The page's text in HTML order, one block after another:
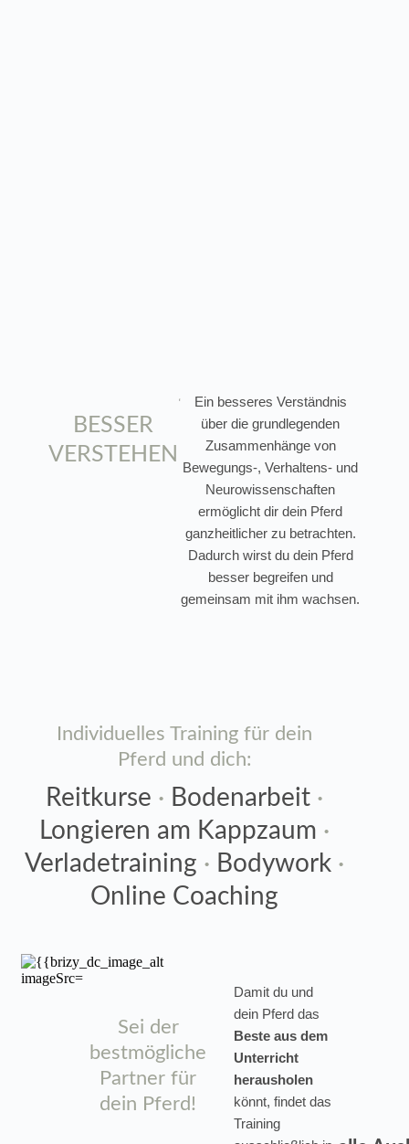
BESSER
VERSTEHEN
Ein besseres Verständnis
über die grundlegenden
Zusammenhänge von
Bewegungs-, Verhaltens- und
Neurowissenschaften
ermöglicht dir dein Pferd
ganzheitlicher zu betrachten.
Dadurch wirst du dein Pferd
besser begreifen und
gemeinsam mit ihm wachsen.
Individuelles Training für dein
Pferd und dich:
Reitkurse · Bodenarbeit ·
Longieren am Kappzaum ·
Verladetraining · Bodywork ·
Online Coaching
Sei der
bestmögliche
Partner für
dein Pferd!
Damit du und
dein Pferd das
Beste aus dem
Unterricht
herausholen
könnt, findet das
Training